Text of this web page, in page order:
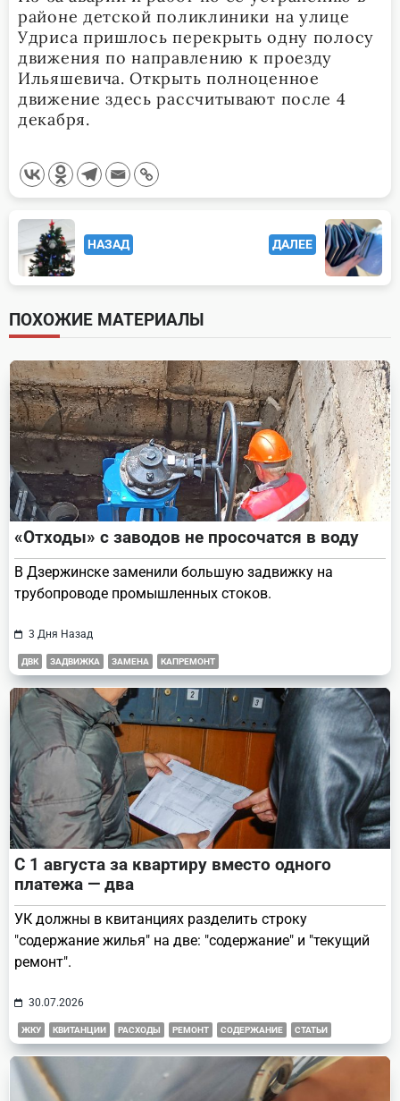
районе детской поликлиники на улице
Удриса пришлось перекрыть одну полосу
движения по направлению к проезду
Ильяшевича. Открыть полноценное
движение здесь рассчитывают после 4
декабря.
<span
class="nav-
subtitle
screen-
reader-
text">Page</span>
НАЗАД ДАЛЕЕ
ПОХОЖИЕ МАТЕРИАЛЫ
«Отходы» с заводов не просочатся в воду
В Дзержинске заменили большую задвижку на
трубопроводе промышленных стоков.
3 Дня Назад
ДВК ЗАДВИЖКА ЗАМЕНА КАПРЕМОНТ
С 1 августа за квартиру вместо одного
платежа — два
УК должны в квитанциях разделить строку
"содержание жилья" на две: "содержание" и "текущий
ремонт".
30.07.2026
ЖКУ КВИТАНЦИИ РАСХОДЫ РЕМОНТ СОДЕРЖАНИЕ СТАТЬИ